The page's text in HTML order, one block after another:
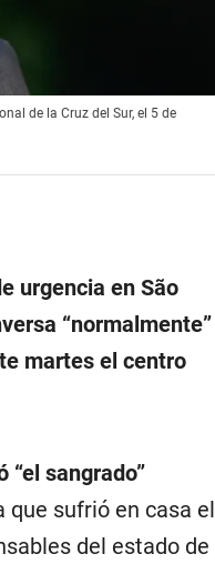
de la Cruz del Sur, el 5 de
urgencia en São
“normalmente”
martes el centro
“el sangrado”
que sufrió en casa el
del estado de